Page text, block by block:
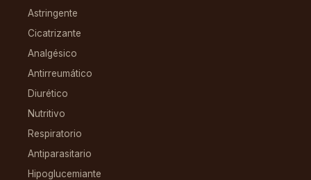
Astringente
Cicatrizante
Analgésico
Antirreumático
Diurético
Nutritivo
Respiratorio
Antiparasitario
Hipoglucemiante